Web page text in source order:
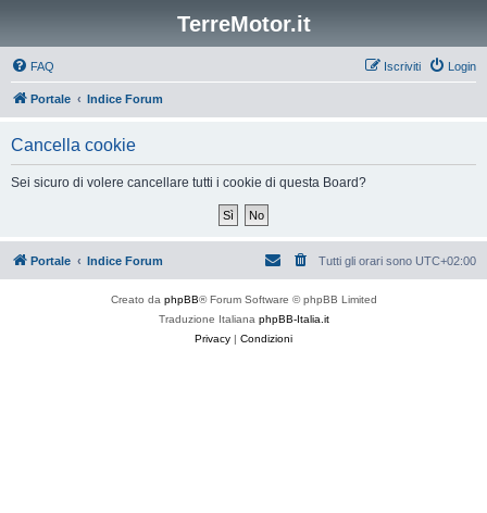
TerreMotor.it
FAQ Login
Iscriviti
Portale Indice Forum
Cancella cookie
Sei sicuro di volere cancellare tutti i cookie di questa Board?
Portale Indice Forum Tutti gli orari sono UTC+02:00
Creato da phpBB® Forum Software © phpBB Limited
Traduzione Italiana phpBB-Italia.it
Privacy | Condizioni